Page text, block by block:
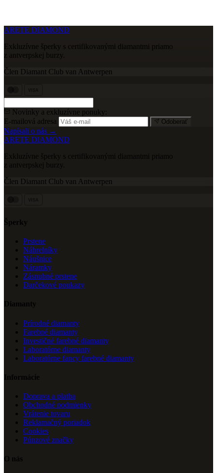
ARETE DIAMOND
Exkluzívne šperky s certifikovanými diamantmi priamo
z antverpskej burzy.
Člen Diamant Club van Antwerpen
Novinky a exkluzívne ponuky:
E-mailová adresa
Odoberať
Napísali o nás →
ARETE DIAMOND
Exkluzívne šperky s certifikovanými diamantmi priamo
z antverpskej burzy.
Člen Diamant Club van Antwerpen
Šperky
Prstene
Náhrelníky
Náušnice
Náramky
Zásnubné prstene
Darčekové poukazy
Diamanty
Prírodné diamanty
Farebné diamanty
Investičné farebné diamanty
Laboratórne diamanty
Laboratórne fancy farebné diamanty
Informácie
Doprava a platba
Obchodné podmienky
Vrátenie tovaru
Reklamačný poriadok
Cookies
Púnzové značky
O nás